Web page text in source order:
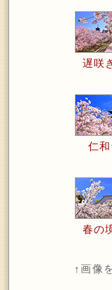
遅咲
仁
春の
↑画像